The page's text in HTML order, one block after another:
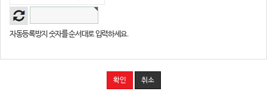
자동등록방지 숫자를 순서대로 입력하세요.
확인 취소